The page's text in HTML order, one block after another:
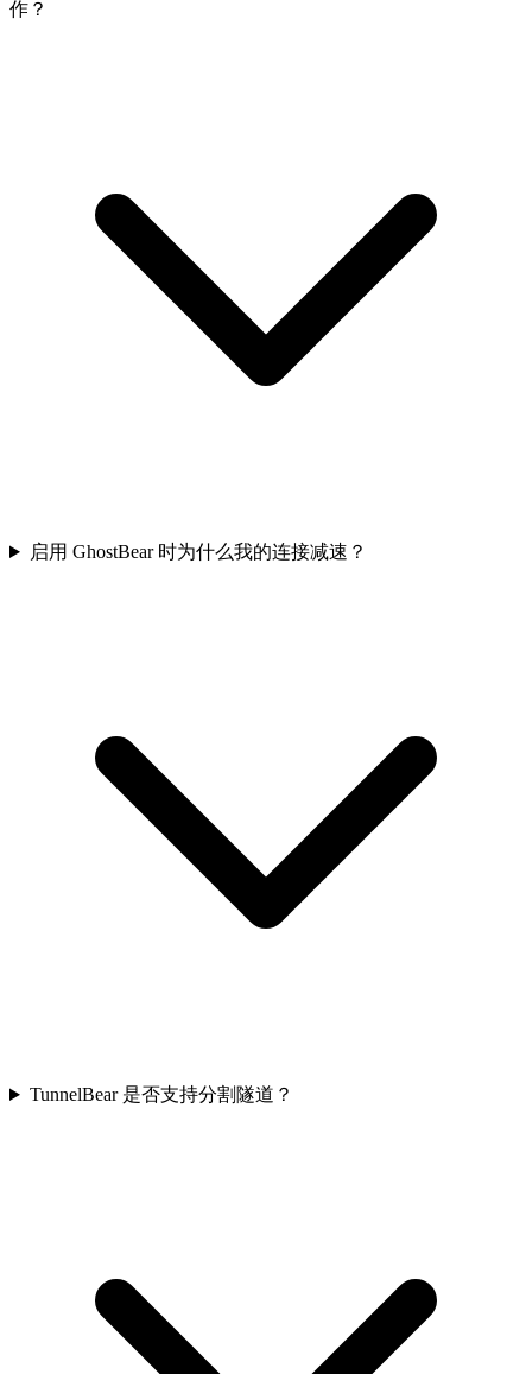
作？
启用 GhostBear 时为什么我的连接减速？
TunnelBear 是否支持分割隧道？